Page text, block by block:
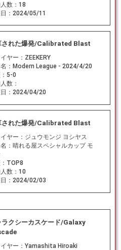
数： 18
： 2024/05/11
された爆発/Calibrated Blast
ヤー： ZEEKERY
： Modern League - 2024/4/20
5-0
数：
： 2024/04/20
された爆発/Calibrated Blast
ヤー： ジュウモンジ ヨシヤス
： 晴れる屋スペシャルカップ モ
TOP8
数： 10
： 2024/02/03
ラクシーカスケード/Galaxy
ヤー： Yamashita Hiroaki